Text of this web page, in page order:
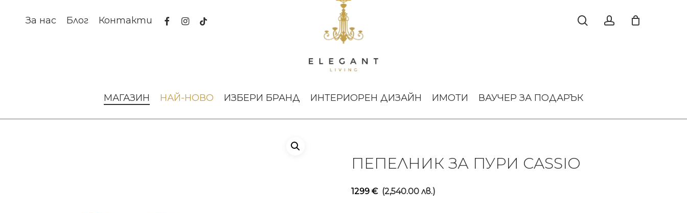
За нас Блог Контакти facebookinstagram
tiktok
МАГАЗИН НАЙ-НОВО ИЗБЕРИ БРАНД ИНТЕРИОРЕН ДИЗАЙН ИМОТИ ВАУЧЕР ЗА ПОДАРЪК
ПЕПЕЛНИК ЗА ПУРИ CASSIO
1299 € (2,540.00 лв.)